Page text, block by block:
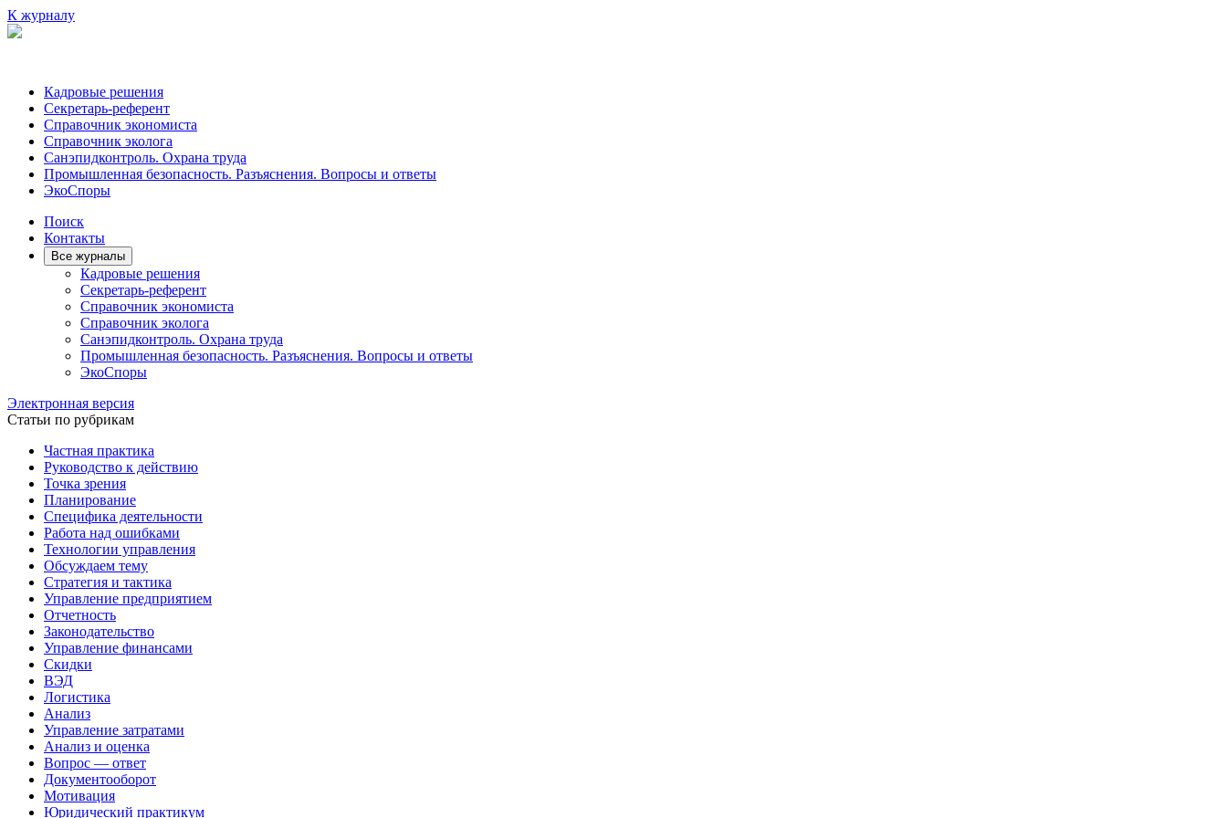
К журналу
Кадровые решения
Секретарь-референт
Справочник экономиста
Справочник эколога
Санэпидконтроль. Охрана труда
Промышленная безопасность. Разъяснения. Вопросы и ответы
ЭкоСпоры
Поиск
Контакты
Все журналы
Кадровые решения
Секретарь-референт
Справочник экономиста
Справочник эколога
Санэпидконтроль. Охрана труда
Промышленная безопасность. Разъяснения. Вопросы и ответы
ЭкоСпоры
Электронная версия
Статьи по рубрикам
Частная практика
Руководство к действию
Точка зрения
Планирование
Специфика деятельности
Работа над ошибками
Технологии управления
Обсуждаем тему
Стратегия и тактика
Управление предприятием
Отчетность
Законодательство
Управление финансами
Скидки
ВЭД
Логистика
Анализ
Управление затратами
Анализ и оценка
Вопрос — ответ
Документооборот
Мотивация
Юридический практикум